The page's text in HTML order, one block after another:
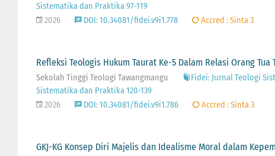
Sistematika dan Praktika 97-119
2026
DOI: 10.34081/fidei.v9i1.778 Accred : Sinta 3
Refleksi Teologis Hukum Taurat Ke-5 Dalam Relasi Orang
Sekolah Tinggi Teologi Tawangmangu
Fidei: Jurnal Teologi
Sistematika dan Praktika 120-139
2026
DOI: 10.34081/fidei.v9i1.786 Accred : Sinta 3
GKJ-KG Konsep Diri Majelis dan Idealisme Moral dalam